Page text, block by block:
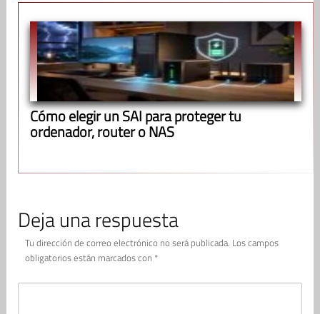
Cómo elegir un SAI para proteger tu
ordenador, router o NAS
Deja una respuesta
Tu dirección de correo electrónico no será publicada. Los campos
obligatorios están marcados con *